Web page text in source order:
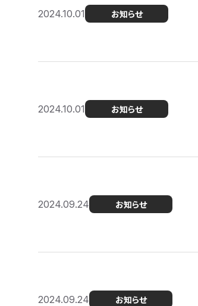
2024.10.01 お知らせ
2024.10.01 お知らせ
2024.09.24 お知らせ
2024.09.24 お知らせ